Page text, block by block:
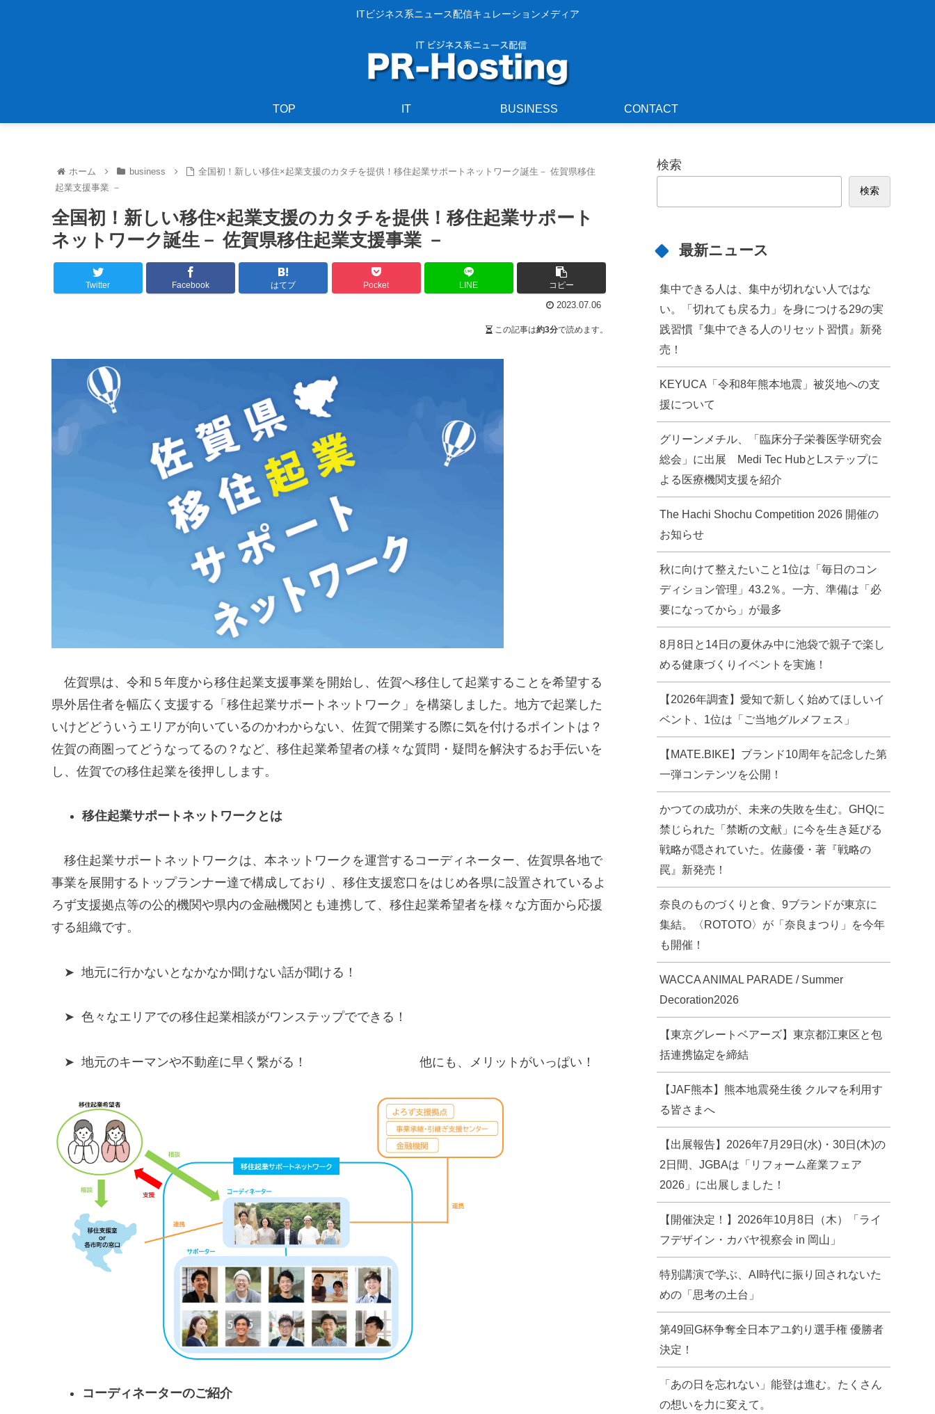
ITビジネス系ニュース配信キュレーションメディア
TOP IT BUSINESS CONTACT
ホーム business
全国初！新しい移住×起業支援のカタチを提供！移住起業サポートネットワーク誕生－ 佐賀県移住
起業支援事業 －
全国初！新しい移住×起業支援のカタチを提供！移住起業サポート
ネットワーク誕生－ 佐賀県移住起業支援事業 －
Twitter Facebook はてブ Pocket LINE コピー
2023.07.06
この記事は約3分で読めます。
佐賀県は、令和５年度から移住起業支援事業を開始し、佐賀へ移住して起業することを希望する
県外居住者を幅広く支援する「移住起業サポートネットワーク」を構築しました。地方で起業した
いけどどういうエリアが向いているのかわからない、佐賀で開業する際に気を付けるポイントは？
佐賀の商圏ってどうなってるの？など、移住起業希望者の様々な質問・疑問を解決するお手伝いを
し、佐賀での移住起業を後押しします。
移住起業サポートネットワークとは
移住起業サポートネットワークは、本ネットワークを運営するコーディネーター、佐賀県各地で
事業を展開するトップランナー達で構成しており 、移住支援窓口をはじめ各県に設置されているよ
ろず支援拠点等の公的機関や県内の金融機関とも連携して、移住起業希望者を様々な方面から応援
する組織です。
➤ 地元に行かないとなかなか聞けない話が聞ける！
➤ 色々なエリアでの移住起業相談がワンステップでできる！
➤ 地元のキーマンや不動産に早く繋がる！ 他にも、メリットがいっぱい！
コーディネーターのご紹介
検索
検索
最新ニュース
集中できる人は、集中が切れない人ではな
い。「切れても戻る力」を身につける29の実
践習慣『集中できる人のリセット習慣』新発
売！
KEYUCA「令和8年熊本地震」被災地への支
援について
グリーンメチル、「臨床分子栄養医学研究会
総会」に出展 Medi Tec HubとLステップに
よる医療機関支援を紹介
The Hachi Shochu Competition 2026 開催の
お知らせ
秋に向けて整えたいこと1位は「毎日のコン
ディション管理」43.2％。一方、準備は「必
要になってから」が最多
8月8日と14日の夏休み中に池袋で親子で楽し
める健康づくりイベントを実施！
【2026年調査】愛知で新しく始めてほしいイ
ベント、1位は「ご当地グルメフェス」
【MATE.BIKE】ブランド10周年を記念した第
一弾コンテンツを公開！
かつての成功が、未来の失敗を生む。GHQに
禁じられた「禁断の文献」に今を生き延びる
戦略が隠されていた。佐藤優・著『戦略の
罠』新発売！
奈良のものづくりと食、9ブランドが東京に
集結。〈ROTOTO〉が「奈良まつり」を今年
も開催！
WACCA ANIMAL PARADE / Summer
Decoration2026
【東京グレートベアーズ】東京都江東区と包
括連携協定を締結
【JAF熊本】熊本地震発生後 クルマを利用す
る皆さまへ
【出展報告】2026年7月29日(水)・30日(木)の
2日間、JGBAは「リフォーム産業フェア
2026」に出展しました！
【開催決定！】2026年10月8日（木）「ライ
フデザイン・カバヤ視察会 in 岡山」
特別講演で学ぶ、AI時代に振り回されないた
めの「思考の土台」
第49回G杯争奪全日本アユ釣り選手権 優勝者
決定！
「あの日を忘れない」能登は進む。たくさん
の想いを力に変えて。